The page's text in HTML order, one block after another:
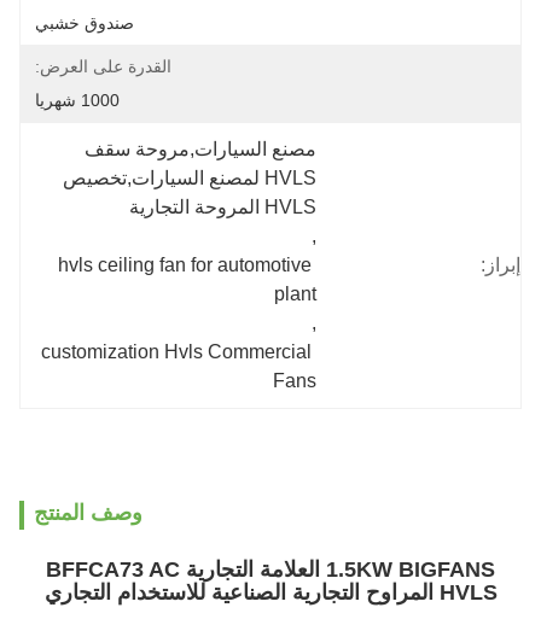
صندوق خشبي
القدرة على العرض:
1000 شهريا
إبراز:
مصنع السيارات,مروحة سقف
HVLS لمصنع السيارات,تخصيص
HVLS المروحة التجارية
hvls ceiling fan for automotive
plant
customization Hvls Commercial
Fans
وصف المنتج
1.5KW BIGFANS العلامة التجارية BFFCA73 AC
HVLS المراوح التجارية الصناعية للاستخدام التجاري